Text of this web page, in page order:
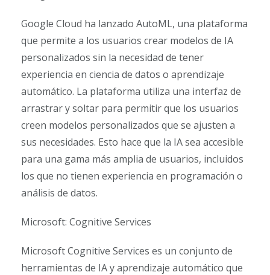
Google Cloud ha lanzado AutoML, una plataforma
que permite a los usuarios crear modelos de IA
personalizados sin la necesidad de tener
experiencia en ciencia de datos o aprendizaje
automático. La plataforma utiliza una interfaz de
arrastrar y soltar para permitir que los usuarios
creen modelos personalizados que se ajusten a
sus necesidades. Esto hace que la IA sea accesible
para una gama más amplia de usuarios, incluidos
los que no tienen experiencia en programación o
análisis de datos.
Microsoft: Cognitive Services
Microsoft Cognitive Services es un conjunto de
herramientas de IA y aprendizaje automático que